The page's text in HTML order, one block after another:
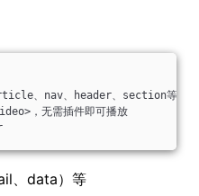
、nav、header、section等
，无需插件即可播放
、data）等